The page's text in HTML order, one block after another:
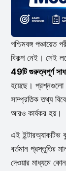
পশ্চিমবঙ্গ
বিকল্প নেই। সেই
49টি গুরুত্বপূর্ণ
হয়েছে। প্রশ্নগুলো
সাম্প্রতিক তথ্য
আরও কার্যকর হয়।
এই
বর্তমান প্রস্তুতির
দেওয়ার মাধ্যমে